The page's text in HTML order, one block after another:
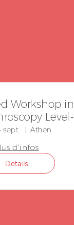
Workshop in
Level-
(I-IV)
sept.
Athen
d'infos
Details